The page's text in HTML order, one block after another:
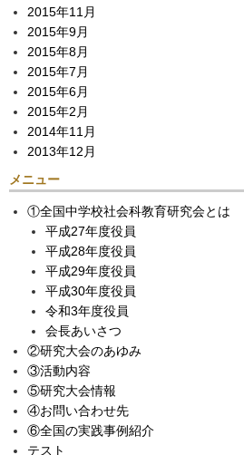
2015年11月
2015年9月
2015年8月
2015年7月
2015年6月
2015年2月
2014年11月
2013年12月
メニュー
①全国中学校社会科教育研究会とは
平成27年度役員
平成28年度役員
平成29年度役員
平成30年度役員
令和3年度役員
会長あいさつ
②研究大会のあゆみ
③活動内容
⑤研究大会情報
④お問い合わせ先
⑥全国の実践事例紹介
テスト